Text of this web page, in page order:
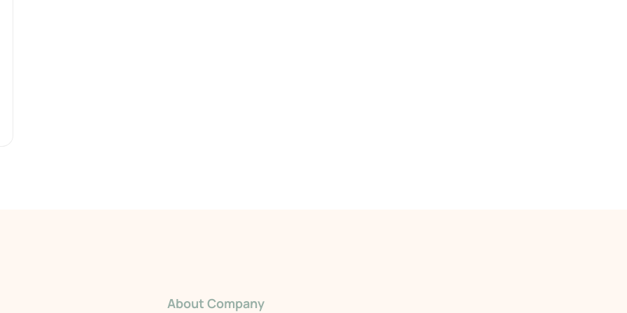
About Company